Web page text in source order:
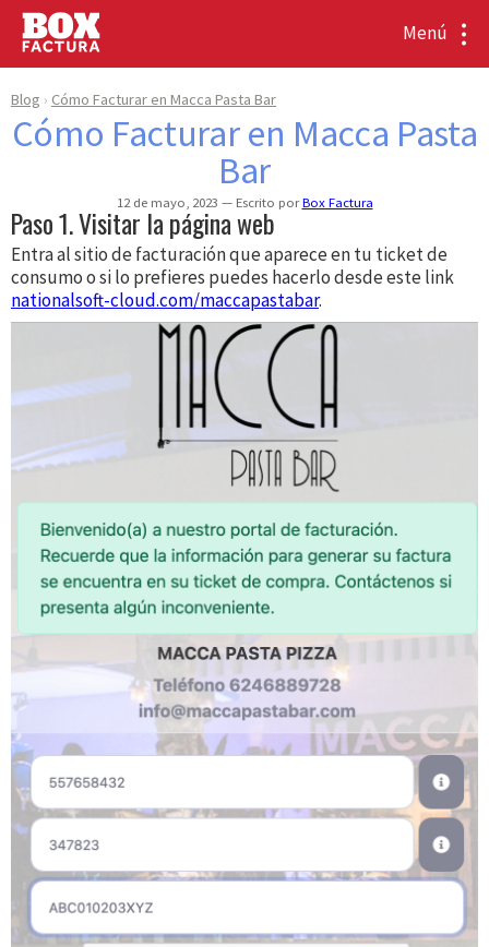
Menú
Blog Cómo Facturar en Macca Pasta Bar
Cómo Facturar en Macca Pasta
Bar
12 de mayo, 2023 Escrito porBox Factura
Paso 1. Visitar la página web
Entra al sitio de facturación que aparece en tu ticket de
consumo o si lo prefieres puedes hacerlo desde este link
nationalsoft-cloud.com/maccapastabar.